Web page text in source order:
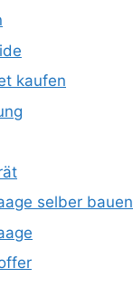
kaufen
selber bauen